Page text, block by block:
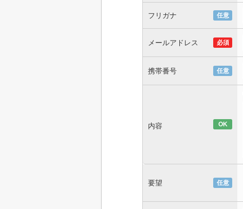
フリガナ 任意
メールアドレス 必須
携帯番号 任意
内容 OK
要望 任意